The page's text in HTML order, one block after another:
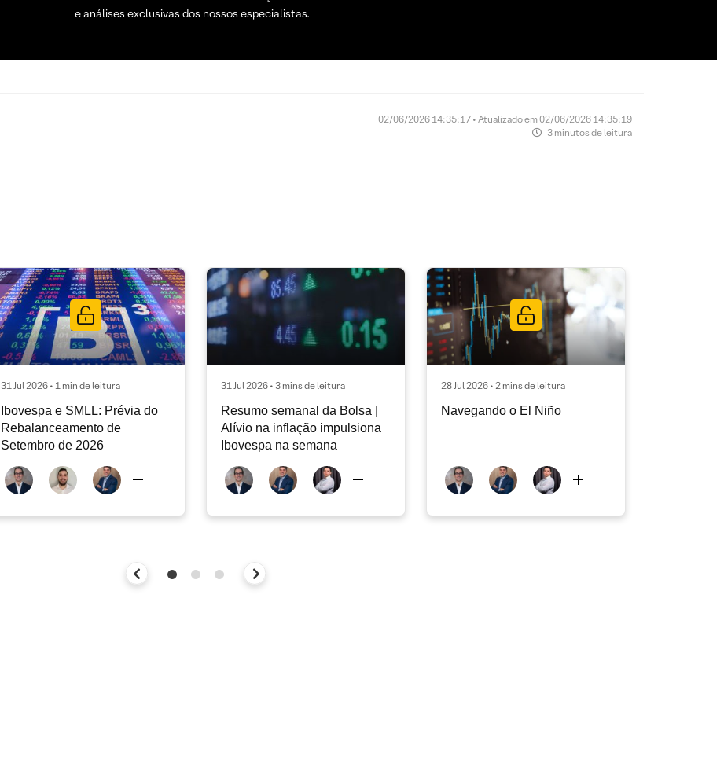
e análises exclusivas dos nossos especialistas.
02/06/2026 14:35:17 • Atualizado em 02/06/2026 14:35:19
3 minutos de leitura
31 Jul 2026 • 1 min de leitura
Ibovespa e SMLL: Prévia do
Rebalanceamento de
Setembro de 2026
31 Jul 2026 • 3 mins de leitura
Resumo semanal da Bolsa |
Alívio na inflação impulsiona
Ibovespa na semana
28 Jul 2026 • 2 mins de leitura
Navegando o El Niño